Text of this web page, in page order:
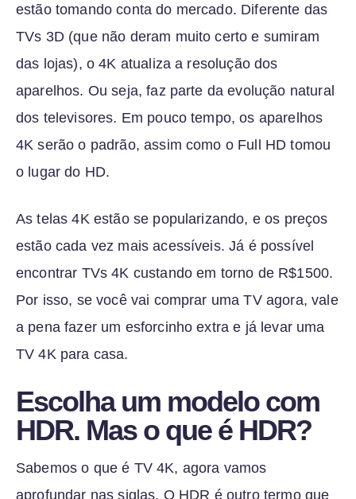
estão tomando conta do mercado. Diferente das
TVs 3D (que não deram muito certo e sumiram
das lojas), o 4K atualiza a resolução dos
aparelhos. Ou seja, faz parte da evolução natural
dos televisores. Em pouco tempo, os aparelhos
4K serão o padrão, assim como o Full HD tomou
o lugar do HD.
As telas 4K estão se popularizando, e os preços
estão cada vez mais acessíveis. Já é possível
encontrar TVs 4K custando em torno de R$1500.
Por isso, se você vai comprar uma TV agora, vale
a pena fazer um esforcinho extra e já levar uma
TV 4K para casa.
Escolha um modelo com
HDR. Mas o que é HDR?
Sabemos o que é TV 4K, agora vamos
aprofundar nas siglas. O HDR é outro termo que